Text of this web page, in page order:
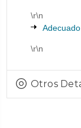
\r\n
\r\n
Otros